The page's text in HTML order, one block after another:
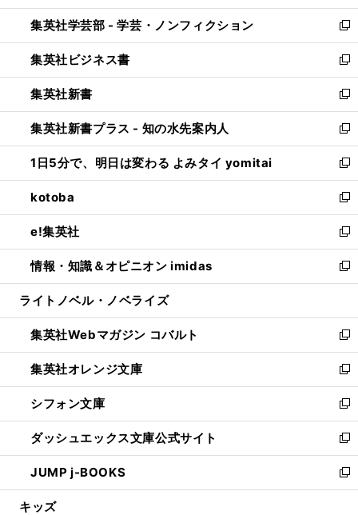
開
く
ウ
で
開
く
ン
ド
ウ
で
開
く
ウ
ィ
ン
ド
ウ
で
開
く
集英社学芸部 - 学芸・ノンフィクション
新
し
い
ウ
ィ
ン
ド
ウ
で
開
く
集英社ビジネス書
新
し
い
ウ
ィ
ン
ド
ウ
で
開
く
集英社新書
新
し
い
ウ
ィ
ン
ド
ウ
で
開
く
集英社新書プラス - 知の水先案内人
新
し
い
ウ
ィ
ン
ド
ウ
で
開
1日5分で、明日は変わる よみタイ yomitai
新
し
い
ウ
ィ
ン
ド
ウ
開
く
kotoba
新
し
い
ウ
ィ
ン
ウ
で
開
く
e!集英社
新
し
い
ウ
ン
ド
ウ
で
開
く
情報・知識＆オピニオン imidas
新
し
ウ
ィ
ン
ド
ウ
で
開
く
ライトノベル・ノベライズ
集英社Webマガジン コバルト
新
し
い
ウ
ィ
ン
ド
ウ
で
開
集英社オレンジ文庫
新
し
い
ウ
ィ
ン
ド
ウ
シフォン文庫
新
し
い
ウ
ィ
ン
ダッシュエックス文庫公式サイト
新
し
い
ウ
JUMP j-BOOKS
新
し
キッズ